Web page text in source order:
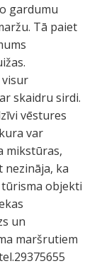
gardumu
Tā paiet
skaidru sirdi.
vēstures
var
mikstūras,
nezināja, ka
objekti
un
maršrutiem